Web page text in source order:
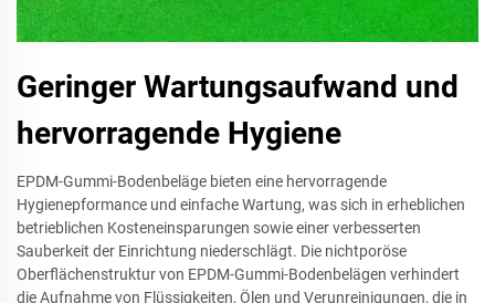
Geringer Wartungsaufwand und
hervorragende Hygiene
EPDM-Gummi-Bodenbeläge bieten eine hervorragende
Hygienepformance und einfache Wartung, was sich in erheblichen
betrieblichen Kosteneinsparungen sowie einer verbesserten
Sauberkeit der Einrichtung niederschlägt. Die nichtporöse
Oberflächenstruktur von EPDM-Gummi-Bodenbelägen verhindert
die Aufnahme von Flüssigkeiten, Ölen und Verunreinigungen, die in